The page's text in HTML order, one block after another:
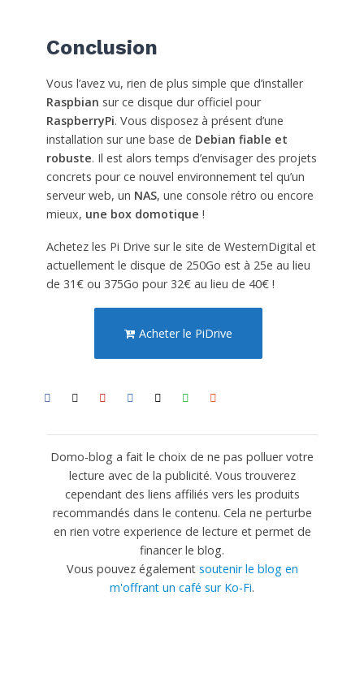
Conclusion
Vous l’avez vu, rien de plus simple que d’installer
Raspbian sur ce disque dur officiel pour
RaspberryPi. Vous disposez à présent d’une
installation sur une base de Debian fiable et
robuste. Il est alors temps d’envisager des projets
concrets pour ce nouvel environnement tel qu’un
serveur web, un NAS, une console rétro ou encore
mieux, une box domotique !
Achetez les Pi Drive sur le site de WesternDigital et
actuellement le disque de 250Go est à 25e au lieu
de 31€ ou 375Go pour 32€ au lieu de 40€ !
Acheter le PiDrive
Domo-blog a fait le choix de ne pas polluer votre
lecture avec de la publicité. Vous trouverez
cependant des liens affiliés vers les produits
recommandés dans le contenu. Cela ne perturbe
en rien votre experience de lecture et permet de
financer le blog.
Vous pouvez également soutenir le blog en
m'offrant un café sur Ko-Fi.